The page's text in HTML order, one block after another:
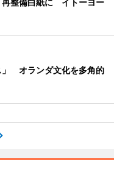
再整備白紙に イトーヨー
」 オランダ文化を多角的